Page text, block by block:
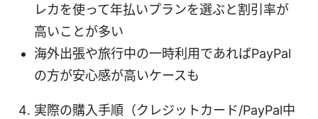
レカを使って年払いプランを選ぶと割引率が
高いことが多い
海外出張や旅行中の一時利用であればPayPal
の方が安心感が高いケースも
実際の購入手順（クレジットカード/PayPal中